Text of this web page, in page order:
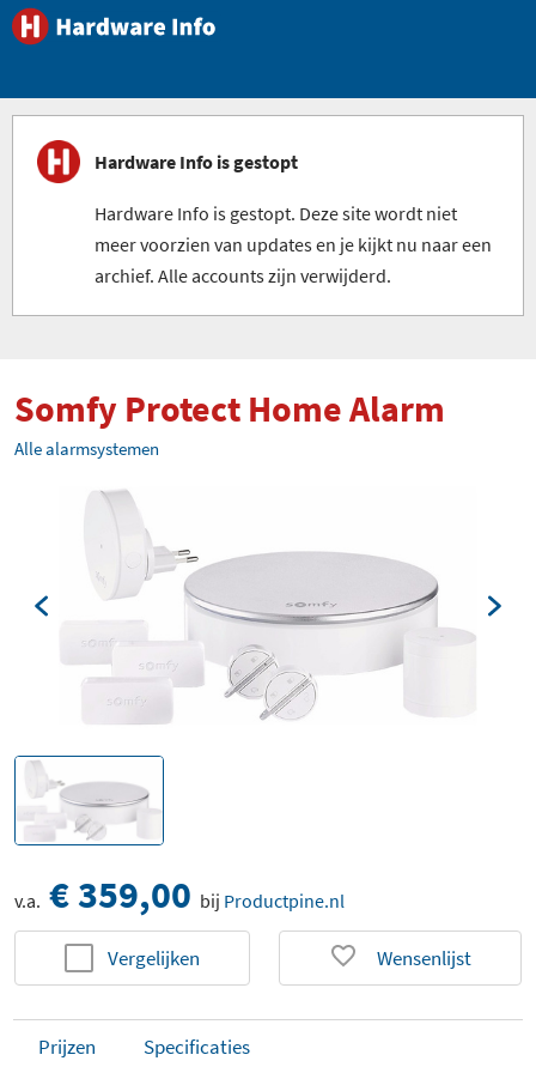
Hardware Info is gestopt
Hardware Info is gestopt. Deze site wordt niet
meer voorzien van updates en je kijkt nu naar een
archief. Alle accounts zijn verwijderd.
Somfy Protect Home Alarm
Alle alarmsystemen
v.a. € 359,00 bij Productpine.nl
Vergelijken Wensenlijst
Prijzen Specificaties